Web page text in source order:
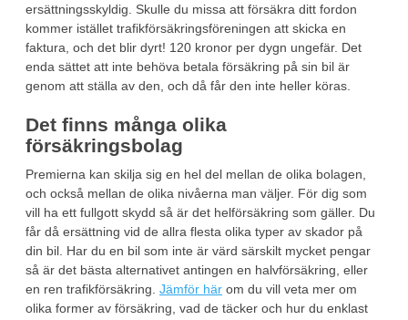
ersättningsskyldig. Skulle du missa att försäkra ditt fordon
kommer istället trafikförsäkringsföreningen att skicka en
faktura, och det blir dyrt! 120 kronor per dygn ungefär. Det
enda sättet att inte behöva betala försäkring på sin bil är
genom att ställa av den, och då får den inte heller köras.
Det finns många olika
försäkringsbolag
Premierna kan skilja sig en hel del mellan de olika bolagen,
och också mellan de olika nivåerna man väljer. För dig som
vill ha ett fullgott skydd så är det helförsäkring som gäller. Du
får då ersättning vid de allra flesta olika typer av skador på
din bil. Har du en bil som inte är värd särskilt mycket pengar
så är det bästa alternativet antingen en halvförsäkring, eller
en ren trafikförsäkring. Jämför här om du vill veta mer om
olika former av försäkring, vad de täcker och hur du enklast